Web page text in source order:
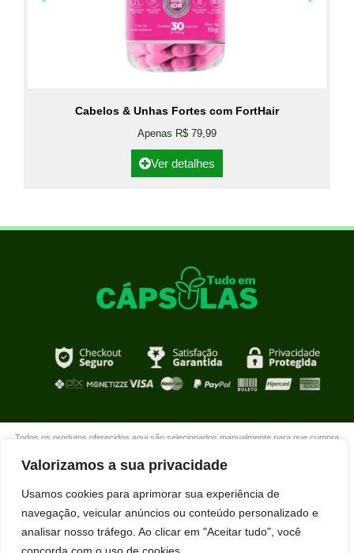
Valorizamos a sua privacidade
Usamos cookies para aprimorar sua experiência de
navegação, veicular anúncios ou conteúdo personalizado e
analisar nosso tráfego. Ao clicar em "Aceitar tudo", você
Cabelos & Unhas Fortes com FortHair
Apenas R$ 79,99
Ver detalhes
Todos os produtos oferecidos aqui são selecionados manualmente para que cumpra
extraordinários para você que está realmente comprometido com sua mudança. Boas